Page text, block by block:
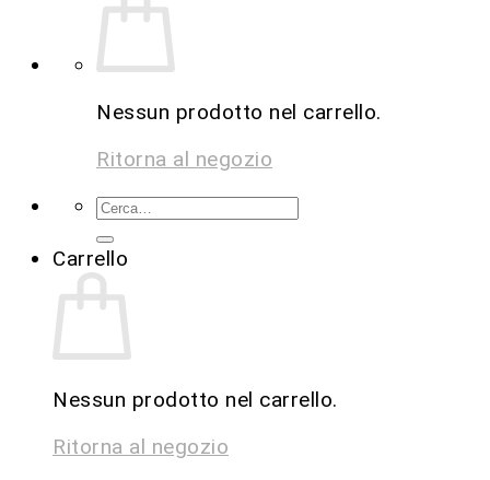
Nessun prodotto nel carrello.
Ritorna al negozio
Carrello
Nessun prodotto nel carrello.
Ritorna al negozio